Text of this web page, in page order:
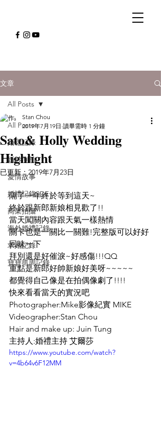
文章
All Posts
婚禮記錄
婚紗側拍
愛情故事
婚禮記錄SDE
商業拍攝
海外婚禮記錄
求婚記錄
寶寶抓周記錄
All Posts
Sato& Holly Wedding
Highlight
Stan Chou
2019年7月19日 讀畢需時 1 分鐘
已更新： 2019年7月23日
隔了一年終於等到這天~
終於跟新郎新娘相見歡了!!
當天闖關內容跟天氣一樣熱情
關卡也是一關比一關難!完整版可以好好
回味一下
拜別還是好催淚~好感傷!!!QQ
重點是新郎好帥新娘好美呀~~~~~
都覺得自己像是在拍偶像劇了!!!!
快來看看當天的實況吧
Photographer:Mike影像紀實 MIKE
Videographer:Stan Chou
Hair and make up: Juin Tung
主持人:婚禮主持 艾爾莎
https://www.youtube.com/watch?
v=4b64v6F12MM